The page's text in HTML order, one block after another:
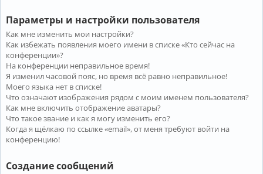
Параметры и настройки пользователя
Как мне изменить мои настройки?
Как избежать появления моего имени в списке «Кто сейчас на
конференции»?
На конференции неправильное время!
Я изменил часовой пояс, но время всё равно неправильное!
Моего языка нет в списке!
Что означают изображения рядом с моим именем пользователя?
Как мне включить отображение аватары?
Что такое звание и как я могу изменить его?
Когда я щёлкаю по ссылке «email», от меня требуют войти на
конференцию!
Создание сообщений